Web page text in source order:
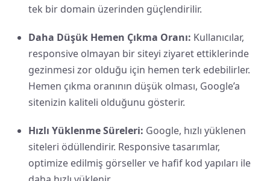
tek bir domain üzerinden güçlendirilir.
Daha Düşük Hemen Çıkma Oranı: Kullanıcılar,
responsive olmayan bir siteyi ziyaret ettiklerinde
gezinmesi zor olduğu için hemen terk edebilirler.
Hemen çıkma oranının düşük olması, Google’a
sitenizin kaliteli olduğunu gösterir.
Hızlı Yüklenme Süreleri: Google, hızlı yüklenen
siteleri ödüllendirir. Responsive tasarımlar,
optimize edilmiş görseller ve hafif kod yapıları ile